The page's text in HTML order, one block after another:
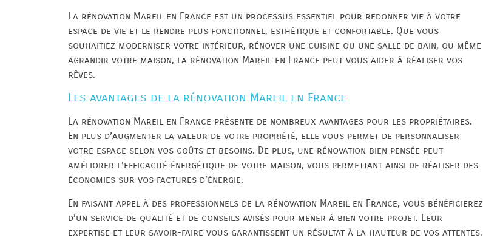
La rénovation Mareil en France est un processus essentiel pour redonner vie à votre
espace de vie et le rendre plus fonctionnel, esthétique et confortable. Que vous
souhaitiez moderniser votre intérieur, rénover une cuisine ou une salle de bain, ou même
agrandir votre maison, la rénovation Mareil en France peut vous aider à réaliser vos
rêves.
Les avantages de la rénovation Mareil en France
La rénovation Mareil en France présente de nombreux avantages pour les propriétaires.
En plus d’augmenter la valeur de votre propriété, elle vous permet de personnaliser
votre espace selon vos goûts et besoins. De plus, une rénovation bien pensée peut
améliorer l’efficacité énergétique de votre maison, vous permettant ainsi de réaliser des
économies sur vos factures d’énergie.
En faisant appel à des professionnels de la rénovation Mareil en France, vous bénéficierez
d’un service de qualité et de conseils avisés pour mener à bien votre projet. Leur
expertise et leur savoir-faire vous garantissent un résultat à la hauteur de vos attentes.